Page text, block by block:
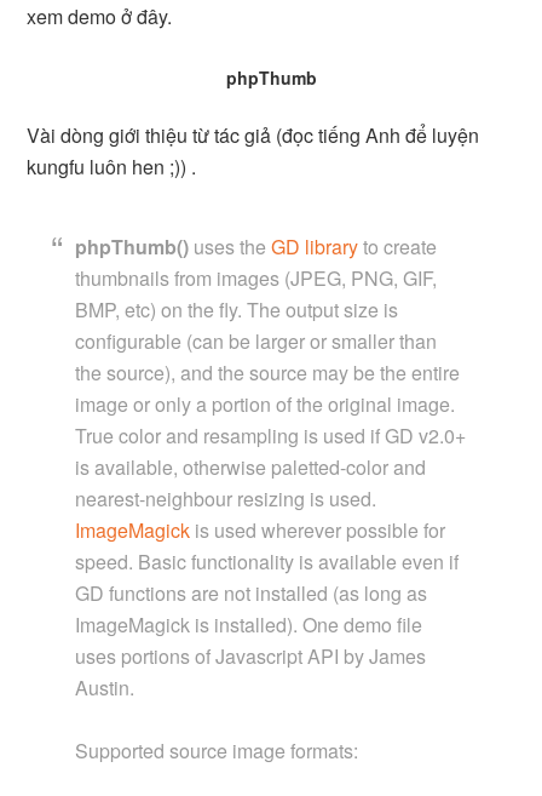
xem demo ở đây.
phpThumb
Vài dòng giới thiệu từ tác giả (đọc tiếng Anh để luyện
kungfu luôn hen ;)) .
phpThumb() uses theGD libraryto create
thumbnails from images (JPEG, PNG, GIF,
BMP, etc) on the fly. The output size is
configurable (can be larger or smaller than
the source), and the source may be the entire
image or only a portion of the original image.
True color and resampling is used if GD v2.0+
is available, otherwise paletted-color and
nearest-neighbour resizing is used.
ImageMagick is used wherever possible for
speed. Basic functionality is available even if
GD functions are not installed (as long as
ImageMagick is installed). One demo file
uses portions of Javascript API by James
Austin.
Supported source image formats: